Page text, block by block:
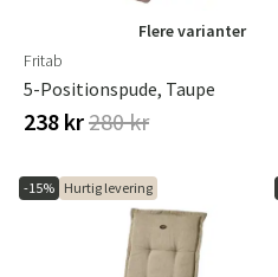
Flere varianter
Fritab
5-Positionspude, Taupe
238 kr280 kr
-15% Hurtig levering